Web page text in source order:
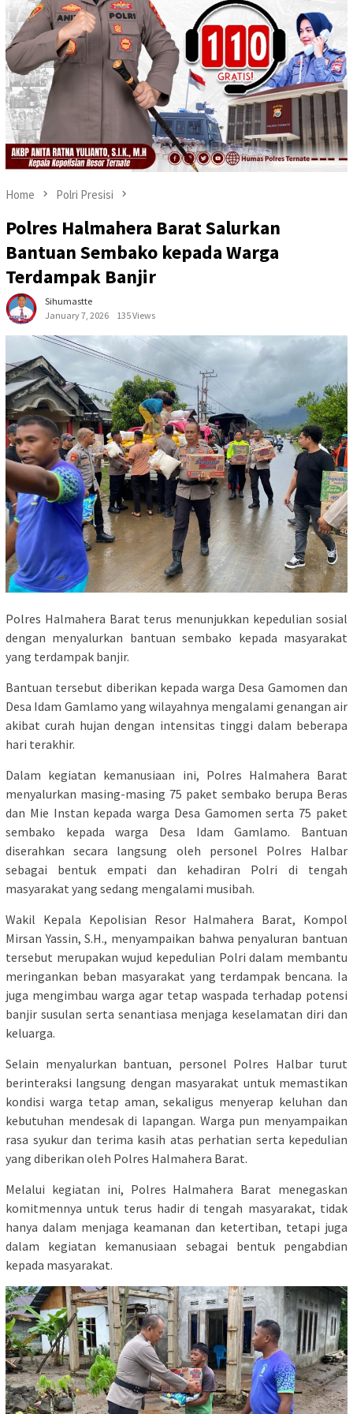
Home Polri Presisi
Polres Halmahera Barat Salurkan
Bantuan Sembako kepada Warga
Terdampak Banjir
Sihumastte
January 7, 2026
135 Views
Polres Halmahera Barat terus menunjukkan kepedulian sosial
dengan menyalurkan bantuan sembako kepada masyarakat
yang terdampak banjir.
Bantuan tersebut diberikan kepada warga Desa Gamomen dan
Desa Idam Gamlamo yang wilayahnya mengalami genangan air
akibat curah hujan dengan intensitas tinggi dalam beberapa
hari terakhir.
Dalam kegiatan kemanusiaan ini, Polres Halmahera Barat
menyalurkan masing-masing 75 paket sembako berupa Beras
dan Mie Instan kepada warga Desa Gamomen serta 75 paket
sembako kepada warga Desa Idam Gamlamo. Bantuan
diserahkan secara langsung oleh personel Polres Halbar
sebagai bentuk empati dan kehadiran Polri di tengah
masyarakat yang sedang mengalami musibah.
Wakil Kepala Kepolisian Resor Halmahera Barat, Kompol
Mirsan Yassin, S.H., menyampaikan bahwa penyaluran bantuan
tersebut merupakan wujud kepedulian Polri dalam membantu
meringankan beban masyarakat yang terdampak bencana. Ia
juga mengimbau warga agar tetap waspada terhadap potensi
banjir susulan serta senantiasa menjaga keselamatan diri dan
keluarga.
Selain menyalurkan bantuan, personel Polres Halbar turut
berinteraksi langsung dengan masyarakat untuk memastikan
kondisi warga tetap aman, sekaligus menyerap keluhan dan
kebutuhan mendesak di lapangan. Warga pun menyampaikan
rasa syukur dan terima kasih atas perhatian serta kepedulian
yang diberikan oleh Polres Halmahera Barat.
Melalui kegiatan ini, Polres Halmahera Barat menegaskan
komitmennya untuk terus hadir di tengah masyarakat, tidak
hanya dalam menjaga keamanan dan ketertiban, tetapi juga
dalam kegiatan kemanusiaan sebagai bentuk pengabdian
kepada masyarakat.